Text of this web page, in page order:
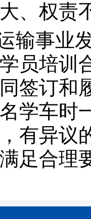
、权责
输事业
员培训
签订和
学车时
有异议
足合理